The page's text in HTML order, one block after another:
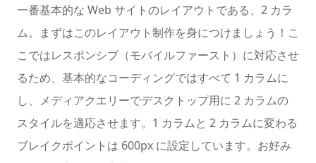
一番基本的な Web サイトのレイアウトである、2 カラ
ム。まずはこのレイアウト制作を身につけましょう！こ
こではレスポンシブ（モバイルファースト）に対応させ
るため、基本的なコーディングではすべて 1 カラムに
し、メディアクエリーでデスクトップ用に 2 カラムの
スタイルを適応させます。1 カラムと 2 カラムに変わる
ブレイクポイントは 600px に設定しています。お好み